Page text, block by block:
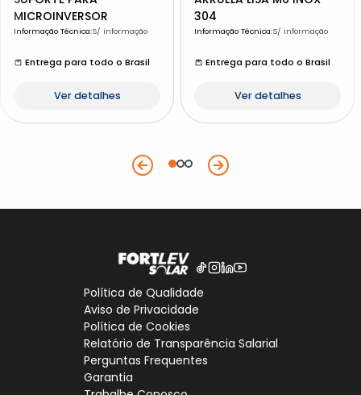
MICROINVERSOR
Informação Técnica:S/ informação
Entrega para todo o Brasil
Ver detalhes
304
Informação Técnica:S/ informação
Entrega para todo o Brasil
Ver detalhes
Política de Qualidade
Aviso de Privacidade
Política de Cookies
Relatório de Transparência Salarial
Perguntas Frequentes
Garantia